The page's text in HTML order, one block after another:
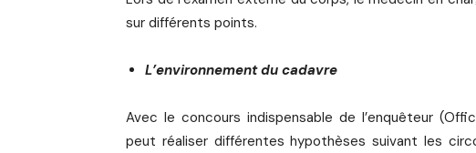
sur différents points.
L’environnement du cadavre
Avec le concours indispensable de l’enquêteur
peut réaliser différentes hypothèses suivant les